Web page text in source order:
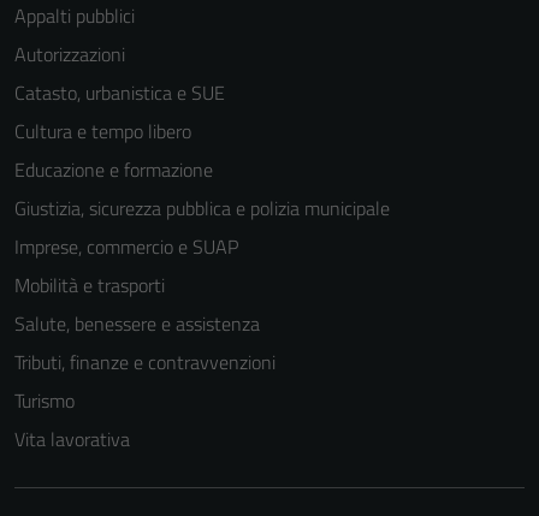
Appalti pubblici
Autorizzazioni
Catasto, urbanistica e SUE
Cultura e tempo libero
Educazione e formazione
Giustizia, sicurezza pubblica e polizia municipale
Imprese, commercio e SUAP
Mobilità e trasporti
Salute, benessere e assistenza
Tributi, finanze e contravvenzioni
Turismo
Vita lavorativa
funzionamento